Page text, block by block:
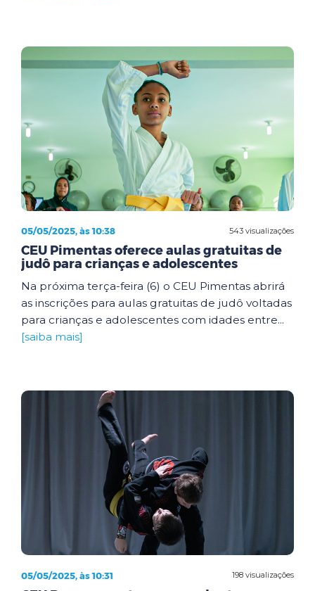
543 visualizações
05/05/2025, às 10:38
CEU Pimentas oferece aulas gratuitas de
judô para crianças e adolescentes
Na próxima terça-feira (6) o CEU Pimentas abrirá
as inscrições para aulas gratuitas de judô voltadas
para crianças e adolescentes com idades entre...
[saiba mais]
198 visualizações
05/05/2025, às 10:31